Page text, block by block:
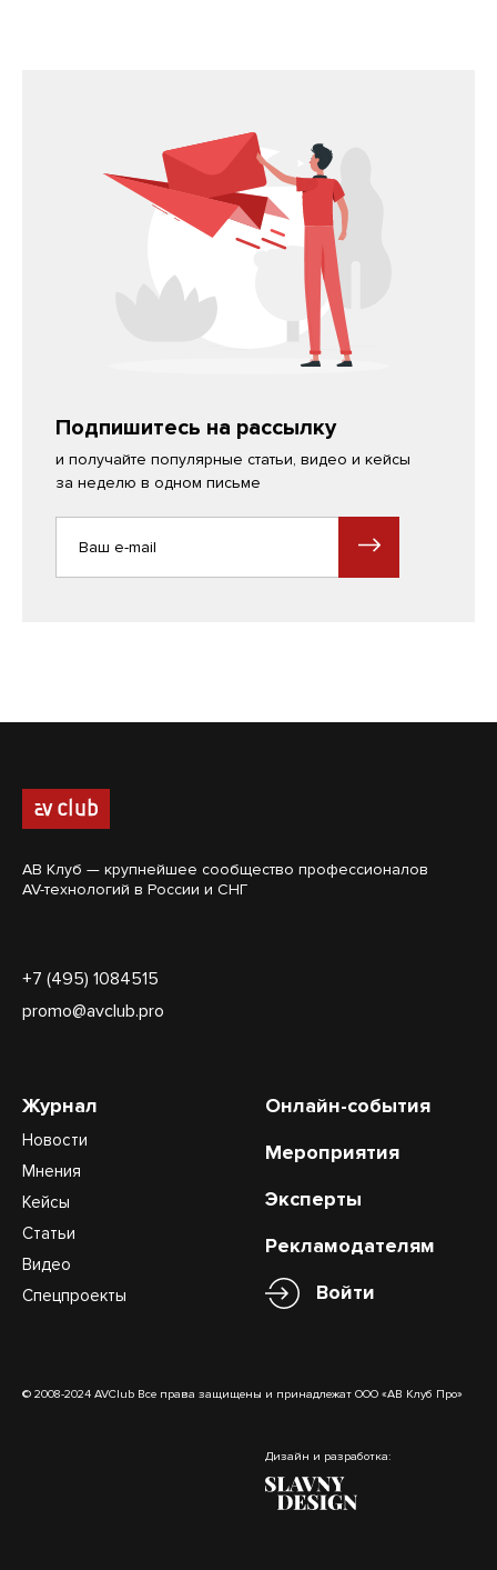
Подпишитесь на рассылку
и получайте популярные статьи, видео и кейсы
за неделю в одном письме
АВ Клуб — крупнейшее сообщество профессионалов
AV-технологий в России и СНГ
+7 (495) 1084515
promo@avclub.pro
Журнал
Новости
Мнения
Кейсы
Статьи
Видео
Спецпроекты
Онлайн-события
Мероприятия
Эксперты
Рекламодателям
Войти
© 2008-2024 AVClub Все права защищены и принадлежат ООО «АВ Клуб Про»
Дизайн и разработка: